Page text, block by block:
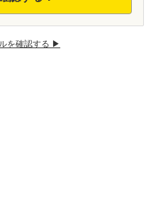
を確認する ▶︎